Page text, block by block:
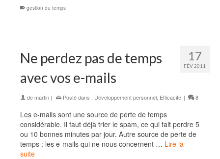
gestion du temps
17
FÉV 2011
Ne perdez pas de temps
avec vos e-mails
demartin | Posté dans : Développement personnel Efficacité | 8
Les e-mails sont une source de perte de temps
considérable. Il faut déjà trier le spam, ce qui fait perdre 5
ou 10 bonnes minutes par jour. Autre source de perte de
temps : les e-mails qui ne nous concernent … Lire la
suite